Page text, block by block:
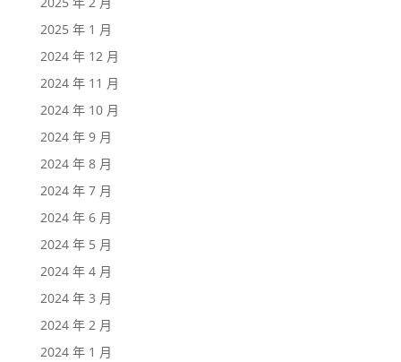
2025 年 1 月
2024 年 12 月
2024 年 11 月
2024 年 10 月
2024 年 9 月
2024 年 8 月
2024 年 7 月
2024 年 6 月
2024 年 5 月
2024 年 4 月
2024 年 3 月
2024 年 2 月
2024 年 1 月